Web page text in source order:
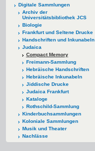
Digitale Sammlungen
Archiv der
Universitätsbibliothek JCS
Biologie
Frankfurt und Seltene Drucke
Handschriften und Inkunabeln
Judaica
Compact Memory
Freimann-Sammlung
Hebräische Handschriften
Hebräische Inkunabeln
Jiddische Drucke
Judaica Frankfurt
Kataloge
Rothschild-Sammlung
Kinderbuchsammlungen
Koloniale Sammlungen
Musik und Theater
Nachlässe